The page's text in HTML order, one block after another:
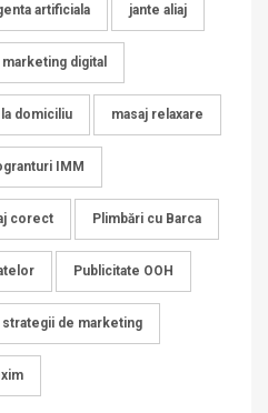
artificiala jante aliaj
marketing digital
la domiciliu masaj relaxare
IMM
corect Plimbări cu Barca
Publicitate OOH
strategii de marketing